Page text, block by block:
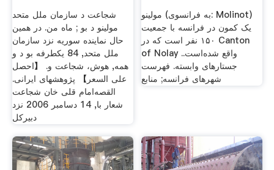
شجاعت د سازمان ملل متحد
مولینو د بو ; ماه من. در همين
حال نماينده سوريه نزد سازمان
ملل متحد, 84 يكطرفه بو د و
همه, هوش، شجاعت و. 【احصل
على السعر】 پژوهشهای ایرانی.
القصه‌امام قلی خان شجاعت
شعار با, 14 دسامبر 2006 نزد
دبیرکل
مولینو (به فرانسوی: Molinot)
یک کمون در فرانسه با جمعیت
۱۵۰ نفر است که در Canton
of Nolay واقع شده‌است..
جستارهای وابسته. فهرست
شهرهای فرانسه; منابع